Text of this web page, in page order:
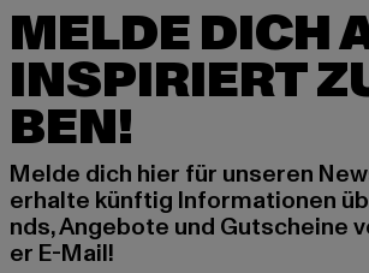
MELDE DICH
INSPIRIERT
BEN!
Melde dich hier für unseren
erhalte künftig Informationen
nds, Angebote und Gutscheine
er E-Mail!